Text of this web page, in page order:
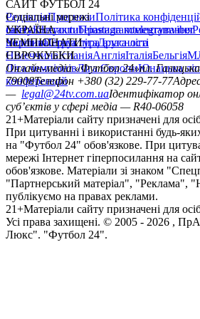
САЙТ ФУТБОЛ 24
РедакціяПрогнозиПолітика
сайтуКонтактиПравила коментування
політикаСтруктура власності
Соціальні мережі
facebookxyoutubeinstagramtelegramviber
УКРАЇНА
УкраїнаПерша лігаДруга ліга
ЧЕМПІОНАТИ
НімеччинаІспаніяАнгліяІталіяБельгія
ЄВРОКУБКИ
Ліга чемпіонівЛіга ЄвропиЮнацька
конференцій
Онлайн-медіа «Футбол 24»пл.
79008Телефон +380 (32) 229-77-77
— legal@24tv.com.uaІдентифікатор
суб’єктів у сфері медіа — R40-06058
21+Матеріали сайту призначені для
При цитуванні і використанні будь-
на "Футбол 24" обов'язкове. При
мережі Інтернет гіперпосилання на
обов'язкове. Матеріали зі знаком
"Партнерський матеріал", "Реклама",
публікуємо на правах реклами.
21+Матеріали сайту призначені для
Усi права захищенi. © 2005 - 2026 ,
Люкс". "Футбол 24".